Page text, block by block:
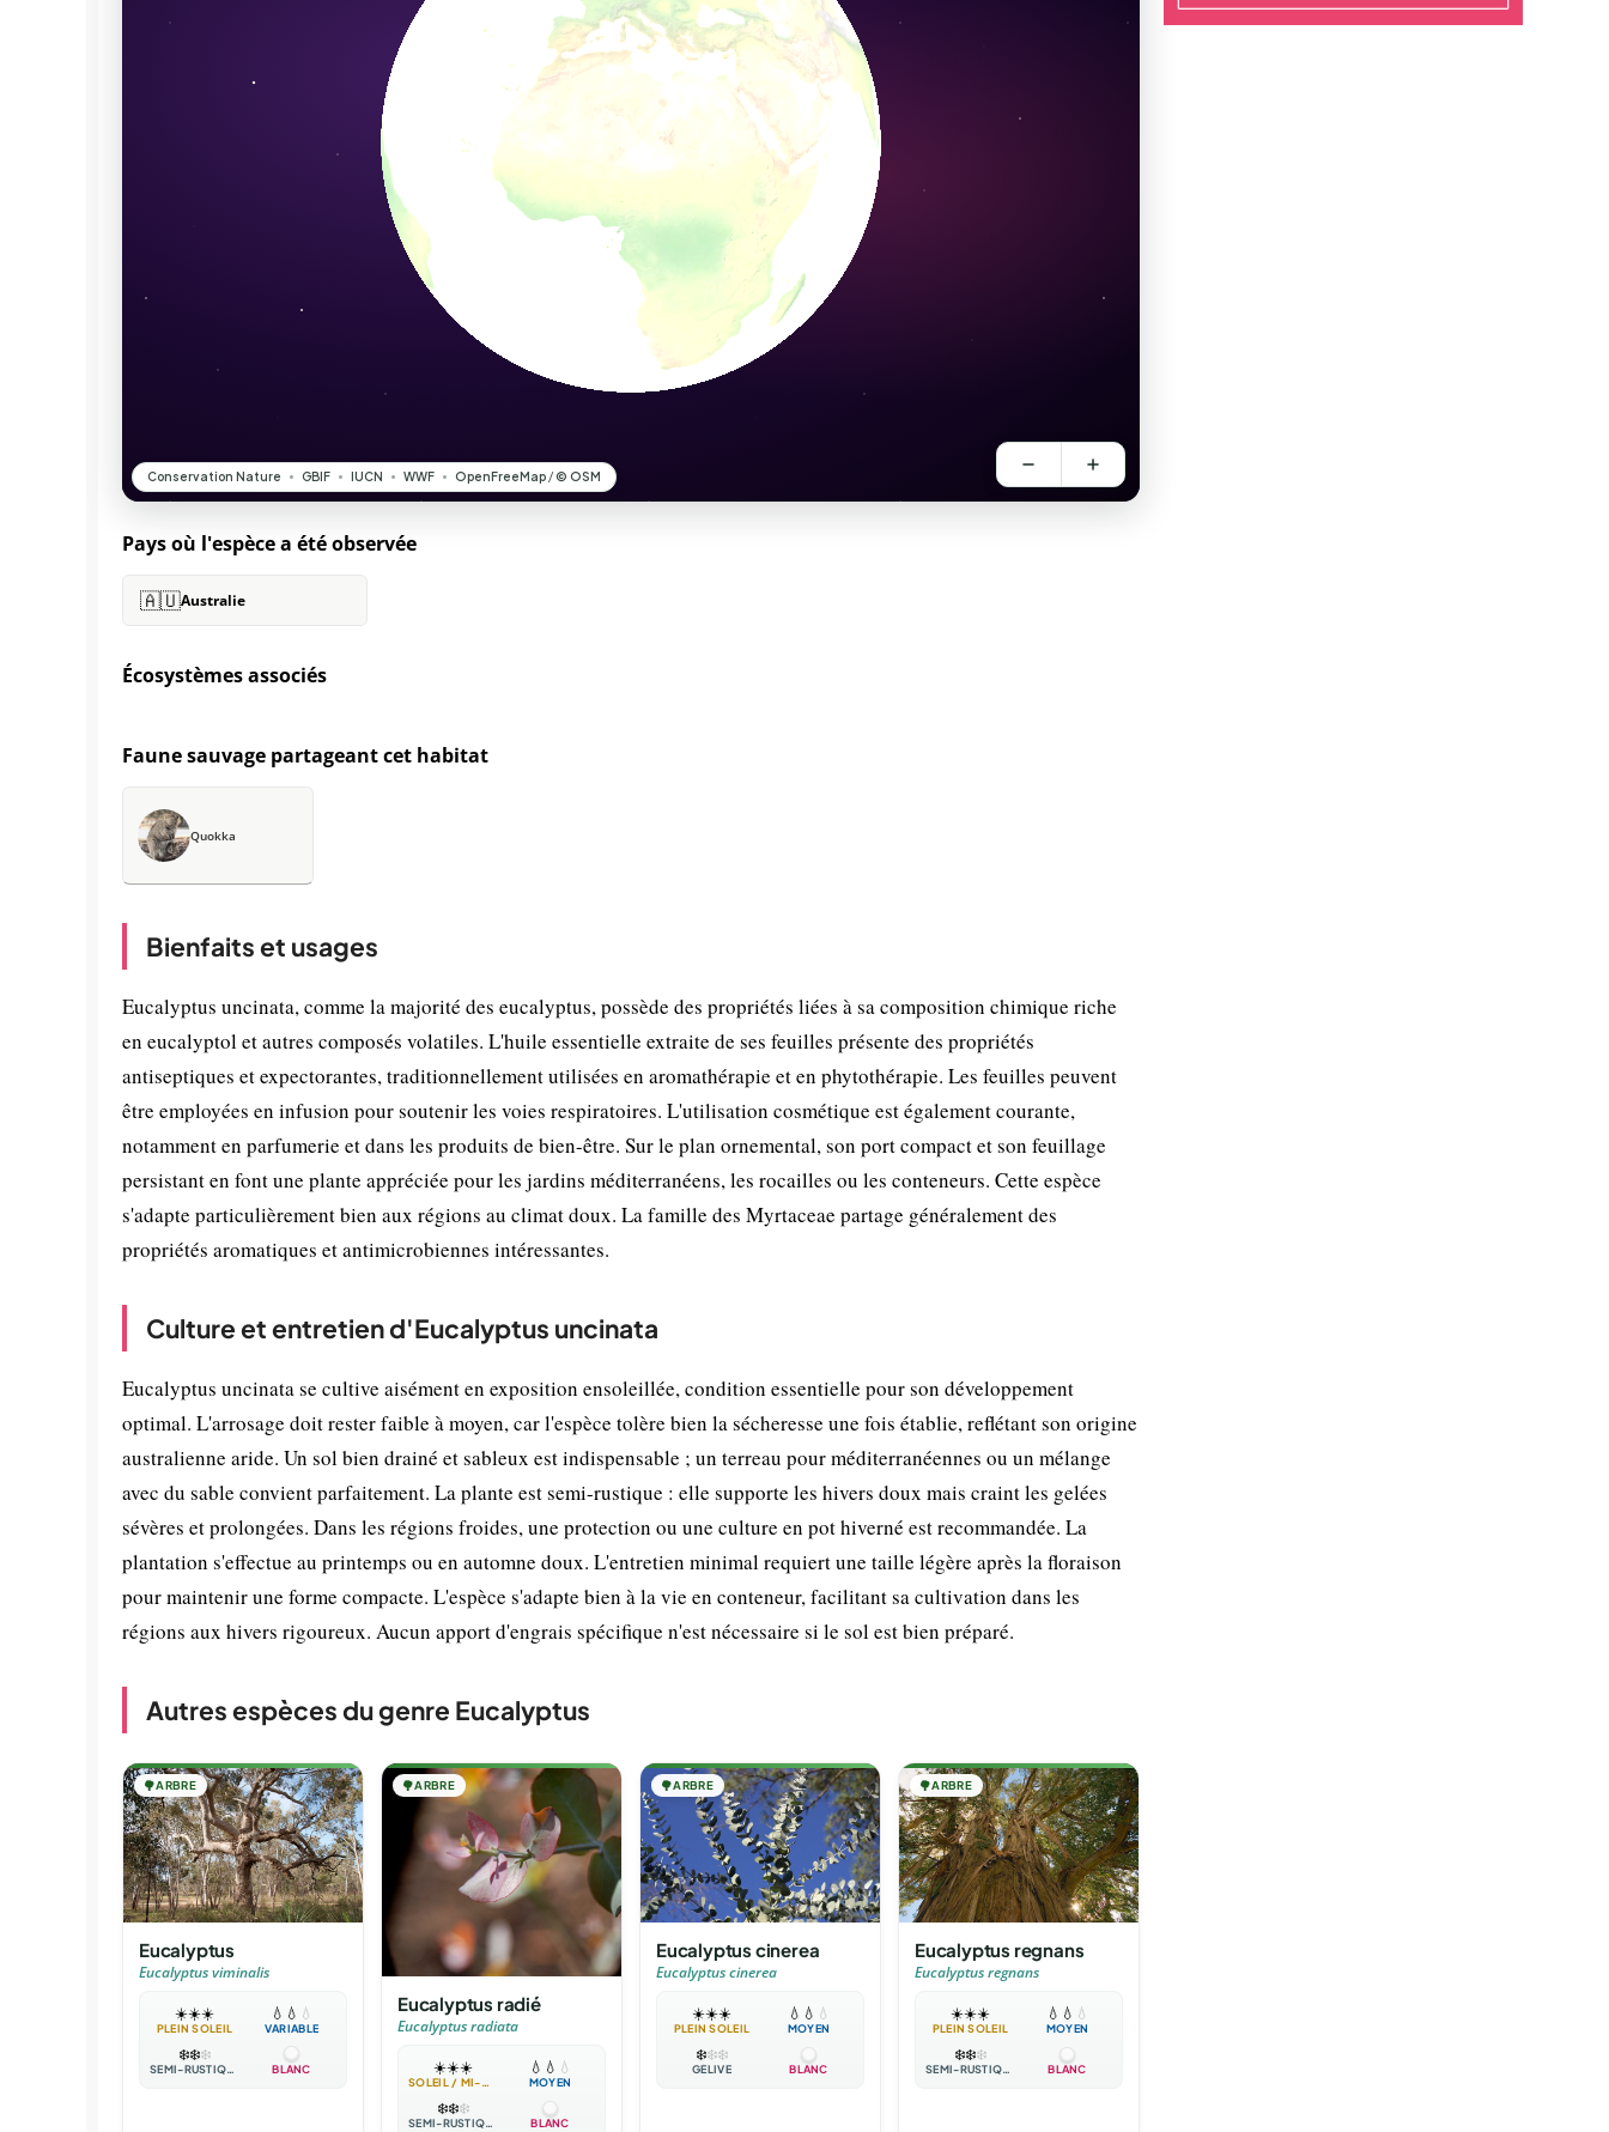
Pays où l'espèce a été observée
🇦🇺Australie
Écosystèmes associés
Faune sauvage partageant cet habitat
Quokka
Bienfaits et usages
Eucalyptus uncinata, comme la majorité des eucalyptus, possède des propriétés liées à sa composition chimique riche
en eucalyptol et autres composés volatiles. L'huile essentielle extraite de ses feuilles présente des propriétés
antiseptiques et expectorantes, traditionnellement utilisées en aromathérapie et en phytothérapie. Les feuilles peuvent
être employées en infusion pour soutenir les voies respiratoires. L'utilisation cosmétique est également courante,
notamment en parfumerie et dans les produits de bien-être. Sur le plan ornemental, son port compact et son feuillage
persistant en font une plante appréciée pour les jardins méditerranéens, les rocailles ou les conteneurs. Cette espèce
s'adapte particulièrement bien aux régions au climat doux. La famille des Myrtaceae partage généralement des
propriétés aromatiques et antimicrobiennes intéressantes.
Culture et entretien d'Eucalyptus uncinata
Eucalyptus uncinata se cultive aisément en exposition ensoleillée, condition essentielle pour son développement
optimal. L'arrosage doit rester faible à moyen, car l'espèce tolère bien la sécheresse une fois établie, reflétant son origine
australienne aride. Un sol bien drainé et sableux est indispensable ; un terreau pour méditerranéennes ou un mélange
avec du sable convient parfaitement. La plante est semi-rustique : elle supporte les hivers doux mais craint les gelées
sévères et prolongées. Dans les régions froides, une protection ou une culture en pot hiverné est recommandée. La
plantation s'effectue au printemps ou en automne doux. L'entretien minimal requiert une taille légère après la floraison
pour maintenir une forme compacte. L'espèce s'adapte bien à la vie en conteneur, facilitant sa cultivation dans les
régions aux hivers rigoureux. Aucun apport d'engrais spécifique n'est nécessaire si le sol est bien préparé.
Autres espèces du genre Eucalyptus
🌳ARBRE
Eucalyptus
Eucalyptus viminalis
☀️☀️☀️
PLEIN SOLEIL
💧 💧 💧
VARIABLE
❄️❄️❄️
SEMI-RUSTIQUE BLANC
🌳ARBRE
Eucalyptus radié
Eucalyptus radiata
☀️☀️☀️
SOLEIL / MI-OMBRE
💧 💧 💧
MOYEN
❄️❄️❄️
SEMI-RUSTIQUE BLANC
🌳ARBRE
Eucalyptus cinerea
Eucalyptus cinerea
☀️☀️☀️
PLEIN SOLEIL
💧 💧 💧
MOYEN
❄️❄️❄️
GÉLIVE BLANC
🌳ARBRE
Eucalyptus regnans
Eucalyptus regnans
☀️☀️☀️
PLEIN SOLEIL
💧 💧 💧
MOYEN
❄️❄️❄️
SEMI-RUSTIQUE BLANC